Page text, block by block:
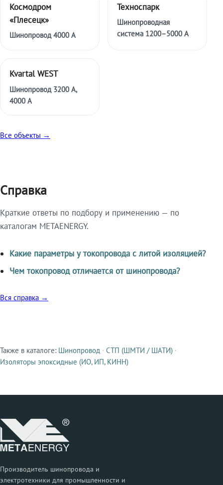
Космодром
«Плесецк»
Шинопровод 4000 А
Техноспарк
Шинопроводная
система 1200–5000 А
Kvartal WEST
Шинопровод 3200 А,
4000 А
Все объекты →
Справка
Краткие ответы по подбору и применению — по
каталогам METAENERGY.
Какие параметры у токопровода с литой изоляцией?
Чем токопровод отличается от шинопровода?
Вся справка →
Смежные продукты
Также в каталоге: Шинопровод · СТП (ШМТИ / ШАТИ) ·
Изоляторы эпоксидные (ИО, ИП, КИНН)
Производитель шинопровода и
электротехники для промышленности и